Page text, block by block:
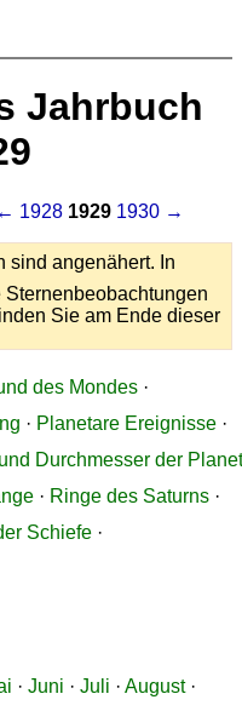
Jahrbuch
← 1928 1929 1930 →
sind angenähert. In
Sie am Ende dieser
des Mondes ·
· Planetare Ereignisse ·
Durchmesser der
· Ringe des Saturns ·
Schiefe ·
· Juni · Juli · August·